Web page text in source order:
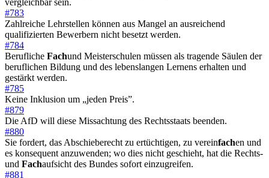
vergleichbar sein.
#783
Zahlreiche Lehrstellen können aus Mangel an ausreichend
qualifizierten Bewerbern nicht besetzt werden.
#784
Berufliche Fachund Meisterschulen müssen als tragende Säulen der
beruflichen Bildung und des lebenslangen Lernens erhalten und
gestärkt werden.
#785
Keine Inklusion um „jeden Preis”.
#879
Die AfD will diese Missachtung des Rechtsstaats beenden.
#880
Sie fordert, das Abschieberecht zu ertüchtigen, zu vereinfachen und
es konsequent anzuwenden; wo dies nicht geschieht, hat die Rechts-
und Fachaufsicht des Bundes sofort einzugreifen.
#881